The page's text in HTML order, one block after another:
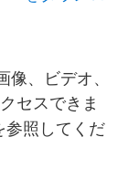
像、ビデオ、
セスできま
参照してくだ